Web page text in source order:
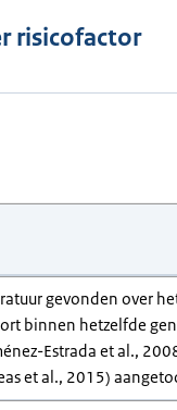
risicofactor
gevonden over
binnen hetzelfde
Estrada et al.,
et al., 2015)